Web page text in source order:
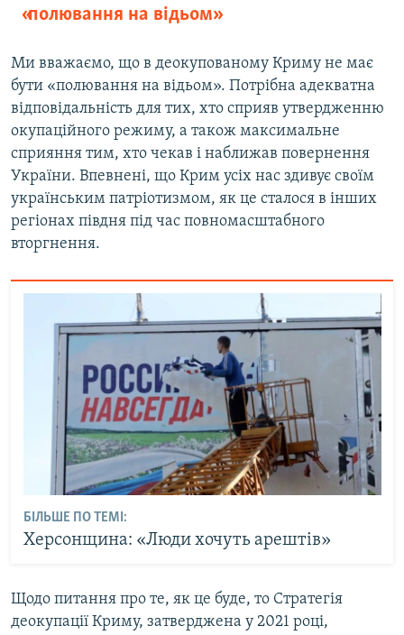
«полювання на відьом»
Ми вважаємо, що в деокупованому Криму не має
бути «полювання на відьом». Потрібна адекватна
відповідальність для тих, хто сприяв утвердженню
окупаційного режиму, а також максимальне
сприяння тим, хто чекав і наближав повернення
України. Впевнені, що Крим усіх нас здивує своїм
українським патріотизмом, як це сталося в інших
регіонах півдня під час повномасштабного
вторгнення.
БІЛЬШЕ ПО ТЕМІ:
Херсонщина: «Люди хочуть арештів»
Щодо питання про те, як це буде, то Стратегія
деокупації Криму, затверджена у 2021 році,